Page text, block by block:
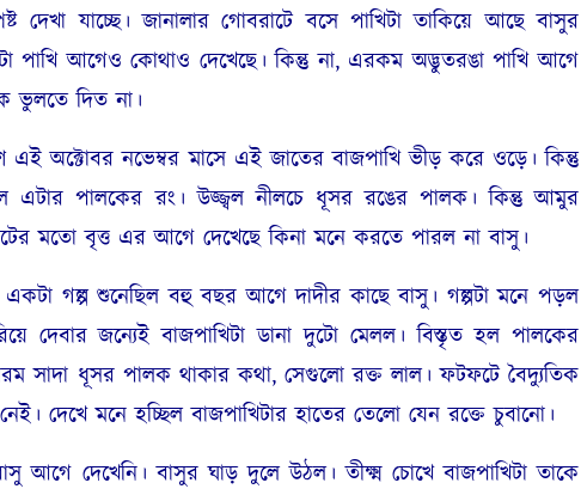
দেখা যাচ্ছে। জানালার গোবরাটে বসে পাখিটা তাকিয়ে আছে বাসুর
আগেও কোথাও দেখেছে। কিন্তু না, এরকম অদ্ভুতরঙা পাখি আগে
ভুলতে দিত না।
এই অক্টোবর নভেম্বর মাসে এই জাতের বাজপাখি ভীড় করে ওড়ে। কিন্তু
এটার পালকের রং। উজ্জ্বল নীলচে ধূসর রঙের পালক। কিন্তু আমুর
মতো বৃত্ত এর আগে দেখেছে কিনা মনে করতে পারল না বাসু।
গল্প শুনেছিল বহু বছর আগে দাদীর কাছে বাসু। গল্পটা মনে পড়ল
দেবার জন্যেই বাজপাখিটা ডানা দুটো মেলল। বিস্তৃত হল পালকের
সাদা ধূসর পালক থাকার কথা, সেগুলো রক্ত লাল। ফটফটে বৈদ্যুতিক
দেখে মনে হচ্ছিল বাজপাখিটার হাতের তেলো যেন রক্তে চুবানো।
দেখেনি। বাসুর ঘাড় দুলে উঠল। তীক্ষ্ম চোখে বাজপাখিটা তাকে